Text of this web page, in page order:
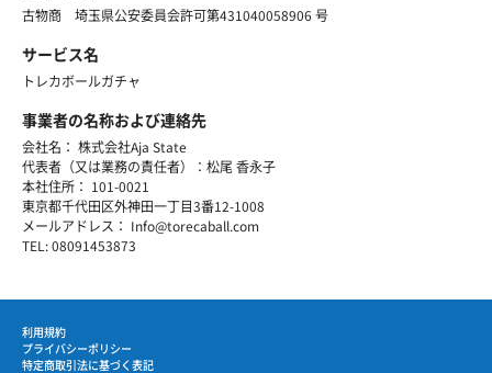
古物商 埼玉県公安委員会許可第431040058906 号
サービス名
トレカボールガチャ
事業者の名称および連絡先
会社名： 株式会社Aja State
代表者（又は業務の責任者）：松尾 香永子
本社住所： 101-0021
東京都千代田区外神田一丁目3番12-1008
メールアドレス： Info@torecaball.com
TEL: 08091453873
利用規約
プライバシーポリシー
特定商取引法に基づく表記